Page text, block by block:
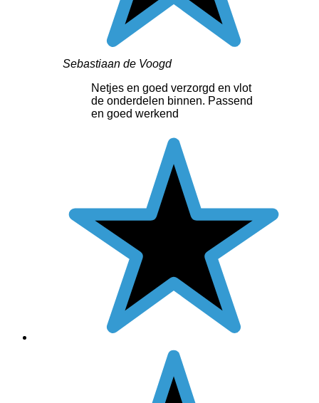
Sebastiaan de Voogd
Netjes en goed verzorgd en vlot
de onderdelen binnen. Passend
en goed werkend